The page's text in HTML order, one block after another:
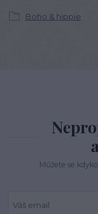
Boho & hippie
Můžete se